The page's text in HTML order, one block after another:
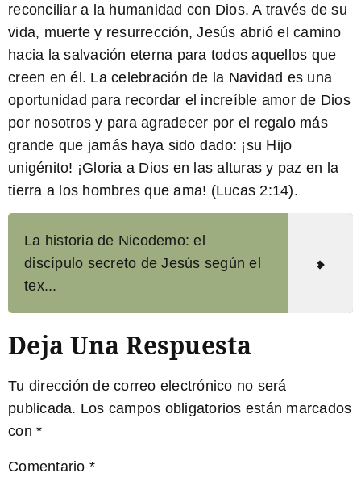
reconciliar a la humanidad con Dios. A través de su
vida, muerte y resurrección, Jesús abrió el camino
hacia la salvación eterna para todos aquellos que
creen en él. La celebración de la Navidad es una
oportunidad para recordar el increíble amor de Dios
por nosotros y para agradecer por el regalo más
grande que jamás haya sido dado: ¡su Hijo
unigénito! ¡Gloria a Dios en las alturas y paz en la
tierra a los hombres que ama! (Lucas 2:14).
La historia de Nicodemo: el
discípulo secreto de Jesús según el
tex...
Deja Una Respuesta
Tu dirección de correo electrónico no será
publicada. Los campos obligatorios están marcados
con *
Comentario *